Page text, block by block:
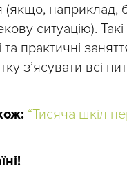
(якщо, наприклад,
ситуацію).
та практичні
з’ясувати всі
“Тисяча шкіл